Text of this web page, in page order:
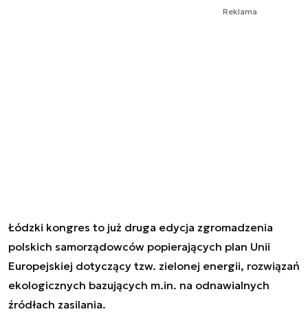
Reklama
Łódzki kongres to już druga edycja zgromadzenia
polskich samorządowców popierających plan Unii
Europejskiej dotyczący tzw. zielonej energii, rozwiązań
ekologicznych bazujących m.in. na odnawialnych
źródłach zasilania.